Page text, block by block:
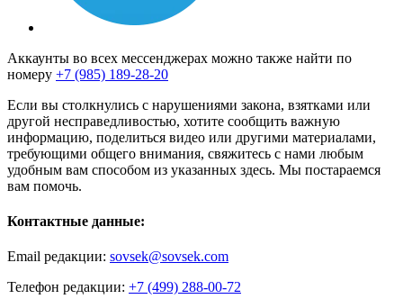
Аккаунты во всех мессенджерах можно также найти по
номеру +7 (985) 189-28-20
Если вы столкнулись с нарушениями закона, взятками или
другой несправедливостью, хотите сообщить важную
информацию, поделиться видео или другими материалами,
требующими общего внимания, свяжитесь с нами любым
удобным вам способом из указанных здесь. Мы постараемся
вам помочь.
Контактные данные:
Email редакции: sovsek@sovsek.com
Телефон редакции: +7 (499) 288-00-72